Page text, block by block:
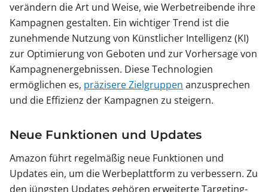
verändern die Art und Weise, wie Werbetreibende ihre
Kampagnen gestalten. Ein wichtiger Trend ist die
zunehmende Nutzung von Künstlicher Intelligenz (KI)
zur Optimierung von Geboten und zur Vorhersage von
Kampagnenergebnissen. Diese Technologien
ermöglichen es, präzisere Zielgruppen anzusprechen
und die Effizienz der Kampagnen zu steigern.
Neue Funktionen und Updates
Amazon führt regelmäßig neue Funktionen und
Updates ein, um die Werbeplattform zu verbessern. Zu
den jüngsten Updates gehören erweiterte Targeting-